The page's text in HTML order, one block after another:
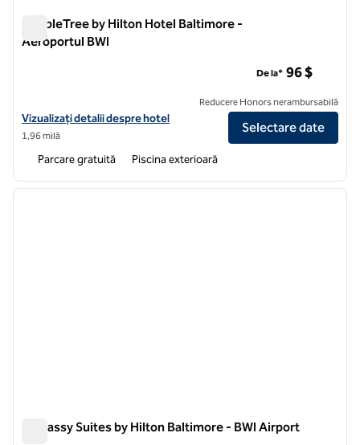
DoubleTree by Hilton Hotel Baltimore -
Aeroportul BWI
Vizualizați detaliile hotelului DoubleTree by Hilton Hotel Baltimore -
Vizualizați detalii despre hotel
1,96 milă
De la* 96 $
Reducere Honors nerambursabilă
Selectare date
Parcare gratuită Piscina exterioară
1 din 12
Embassy Suites by Hilton Baltimore - BWI Airport